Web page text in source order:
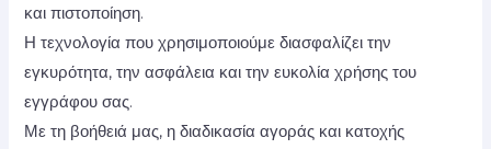
και πιστοποίηση.
Η τεχνολογία που χρησιμοποιούμε διασφαλίζει την
εγκυρότητα, την ασφάλεια και την ευκολία χρήσης του
εγγράφου σας.
Με τη βοήθειά μας, η διαδικασία αγοράς και κατοχής